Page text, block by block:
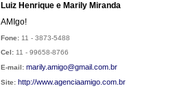
Luiz Henrique e Marily Miranda
AMIgo!
Fone: 11 - 3873-5488
Cel:11 - 99658-8766
E-mail: marily.amigo@gmail.com.br
Site: http://www.agenciaamigo.com.br